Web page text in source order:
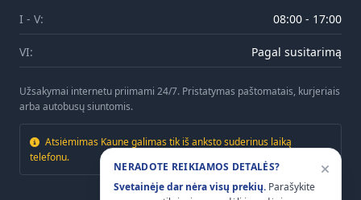
I - V: 08:00 - 17:00
VI: Pagal susitarimą
Užsakymai internetu priimami 24/7. Pristatymas paštomatais, kurjeriais
arba autobusų siuntomis.
Atsiėmimas Kaune galimas tik iš anksto suderinus laiką
telefonu.
NERADOTE REIKIAMOS DETALĖS?
Svetainėje dar nėra visų prekių. Parašykite